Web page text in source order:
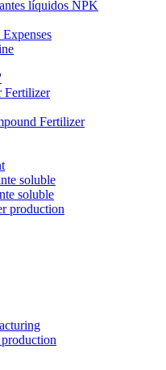
líquidos NPK
Fertilizer
Fertilizer
soluble
soluble
production